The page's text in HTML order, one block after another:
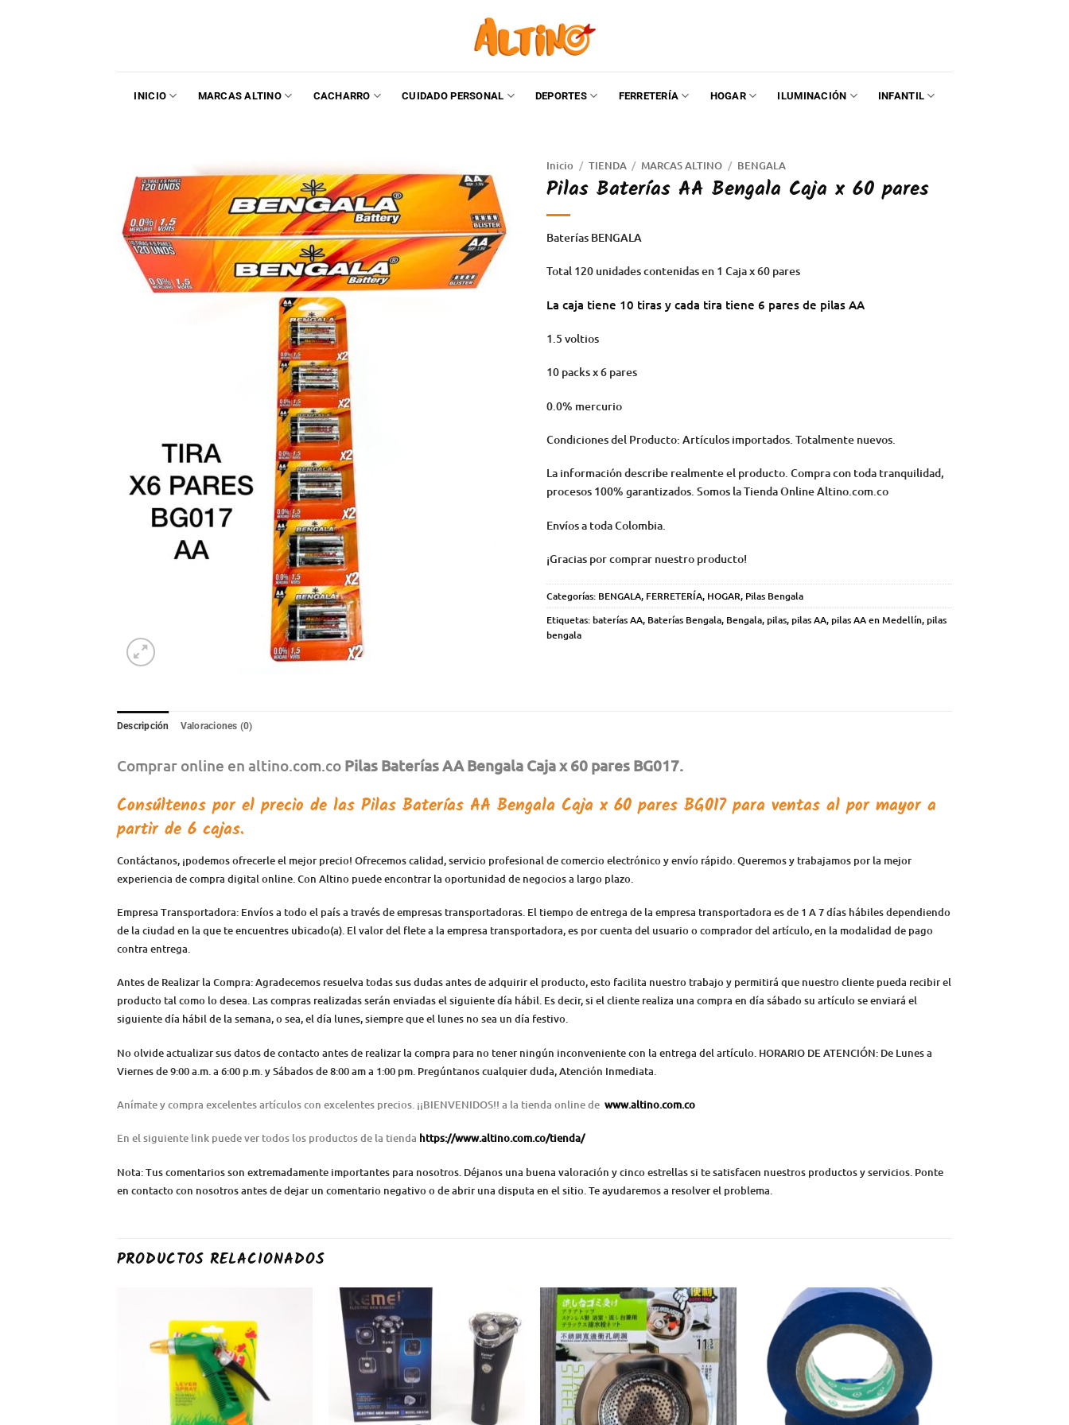
INICIO MARCAS ALTINO CACHARRO CUIDADO PERSONAL DEPORTES FERRETERÍA HOGAR ILUMINACIÓN INFANTIL
Inicio / TIENDA / MARCAS ALTINO / BENGALA
Pilas Baterías AA Bengala Caja x 60 pares
Baterías BENGALA
Total 120 unidades contenidas en 1 Caja x 60 pares
La caja tiene 10 tiras y cada tira tiene 6 pares de pilas AA
1.5 voltios
10 packs x 6 pares
0.0% mercurio
Condiciones del Producto: Artículos importados. Totalmente nuevos.
La información describe realmente el producto. Compra con toda tranquilidad,
procesos 100% garantizados. Somos la Tienda Online Altino.com.co
Envíos a toda Colombia.
¡Gracias por comprar nuestro producto!
Categorías: BENGALA, FERRETERÍA, HOGAR, Pilas Bengala
Etiquetas: baterías AA, Baterías Bengala, Bengala, pilas, pilas AA, pilas AA en Medellín, pilas
bengala
Descripción Valoraciones (0)
Comprar online en altino.com.co Pilas Baterías AA Bengala Caja x 60 pares BG017.
Consúltenos por el precio de las Pilas Baterías AA Bengala Caja x 60 pares BG017para ventas al por mayor a
partir de 6 cajas.
Contáctanos, ¡podemos ofrecerle el mejor precio! Ofrecemos calidad, servicio profesional de comercio electrónico y envío rápido. Queremos y trabajamos por la mejor
experiencia de compra digital online. Con Altino puede encontrar la oportunidad de negocios a largo plazo.
Empresa Transportadora: Envíos a todo el país a través de empresas transportadoras. El tiempo de entrega de la empresa transportadora es de 1 A 7 días hábiles dependiendo
de la ciudad en la que te encuentres ubicado(a). El valor del flete a la empresa transportadora, es por cuenta del usuario o comprador del artículo, en la modalidad de pago
contra entrega.
Antes de Realizar la Compra: Agradecemos resuelva todas sus dudas antes de adquirir el producto, esto facilita nuestro trabajo y permitirá que nuestro cliente pueda recibir el
producto tal como lo desea. Las compras realizadas serán enviadas el siguiente día hábil. Es decir, si el cliente realiza una compra en día sábado su artículo se enviará el
siguiente día hábil de la semana, o sea, el día lunes, siempre que el lunes no sea un día festivo.
No olvide actualizar sus datos de contacto antes de realizar la compra para no tener ningún inconveniente con la entrega del artículo. HORARIO DE ATENCIÓN: De Lunes a
Viernes de 9:00 a.m. a 6:00 p.m. y Sábados de 8:00 am a 1:00 pm. Pregúntanos cualquier duda, Atención Inmediata.
Anímate y compra excelentes artículos con excelentes precios. ¡¡BIENVENIDOS!! a la tienda online de www.altino.com.co
En el siguiente link puede ver todos los productos de la tienda https://www.altino.com.co/tienda/
Nota: Tus comentarios son extremadamente importantes para nosotros. Déjanos una buena valoración y cinco estrellas si te satisfacen nuestros productos y servicios. Ponte
en contacto con nosotros antes de dejar un comentario negativo o de abrir una disputa en el sitio. Te ayudaremos a resolver el problema.
PRODUCTOS RELACIONADOS